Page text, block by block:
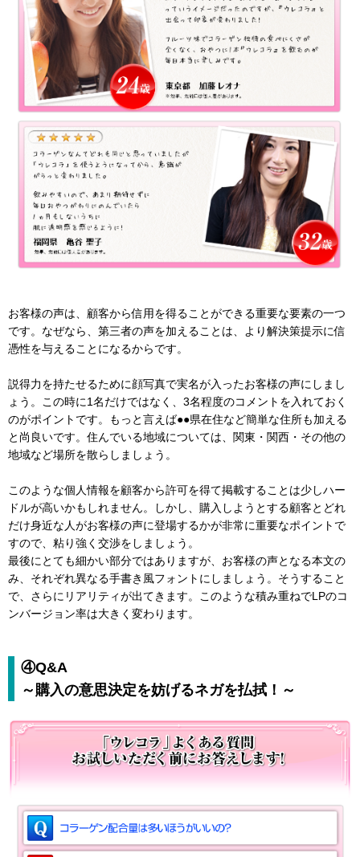
お客様の声は、顧客から信用を得ることができる重要な要素の一つ
です。なぜなら、第三者の声を加えることは、より解決策提示に信
憑性を与えることになるからです。
説得力を持たせるために顔写真で実名が入ったお客様の声にしまし
ょう。この時に1名だけではなく、3名程度のコメントを入れておく
のがポイントです。もっと言えば●●県在住など簡単な住所も加える
と尚良いです。住んでいる地域については、関東・関西・その他の
地域など場所を散らしましょう。
このような個人情報を顧客から許可を得て掲載することは少しハー
ドルが高いかもしれません。しかし、購入しようとする顧客とどれ
だけ身近な人がお客様の声に登場するかが非常に重要なポイントで
すので、粘り強く交渉をしましょう。
最後にとても細かい部分ではありますが、お客様の声となる本文の
み、それぞれ異なる手書き風フォントにしましょう。そうすること
で、さらにリアリティが出てきます。このような積み重ねでLPのコ
ンバージョン率は大きく変わります。
④Q&A
～購入の意思決定を妨げるネガを払拭！～